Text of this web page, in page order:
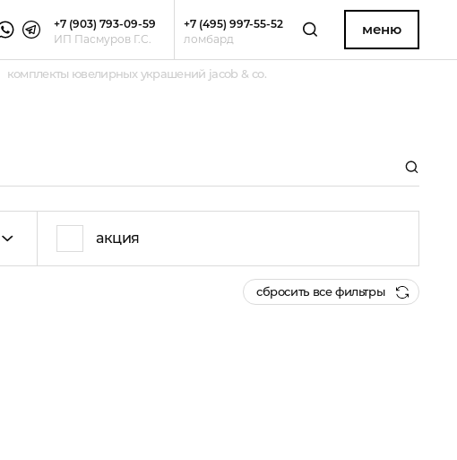
+7 (903) 793-09-59
ИП Пасмуров Г.С.
+7 (495) 997-55-52
ломбард
меню
комплекты ювелирных украшений jacob & co.
акция
сбросить все фильтры